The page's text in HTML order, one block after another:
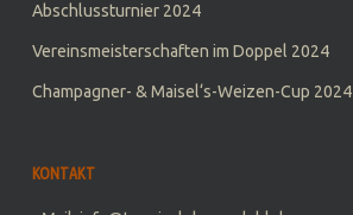
Abschlussturnier 2024
Vereinsmeisterschaften im Doppel 2024
Champagner- & Maisel‘s-Weizen-Cup 2024
KONTAKT